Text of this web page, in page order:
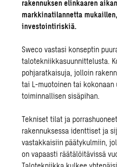
rakennuksen elinkaaren
markkinatilannetta
investointiriskiä.
Sweco vastasi konseptin
talotekniikkasuunnittelusta.
pohjaratkaisuja, jolloin
tai L-muotoinen tai kokonaan
toiminnallisen sisäpihan.
Tekniset tilat ja
rakennuksessa identtiset ja
vastakkaisiin päätykulmiin,
on vapaasti räätälöitävissä